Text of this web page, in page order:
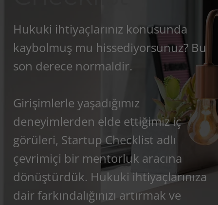
Hukuki ihtiyaçlarınız konusunda
kaybolmuş mu hissediyorsunuz? Bu
son derece normaldir.
Girişimlerle yaşadığımız
deneyimlerden elde ettiğimiz iç
görüleri, Startup Checklist adlı
çevrimiçi bir mentorluk aracına
dönüştürdük. Hukuki ihtiyaçlarınıza
dair farkındalığınızı artırmak ve